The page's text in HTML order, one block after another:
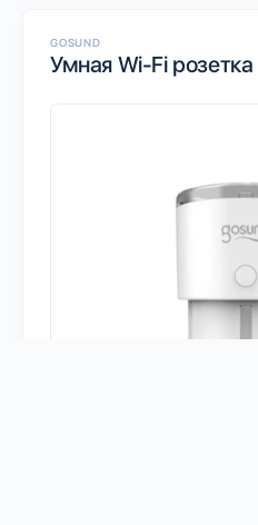
GOSUND
Умная Wi-Fi розетка